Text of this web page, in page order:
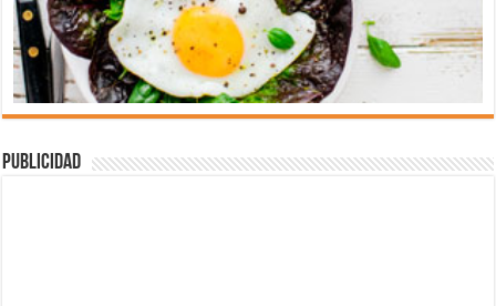
Publicidad